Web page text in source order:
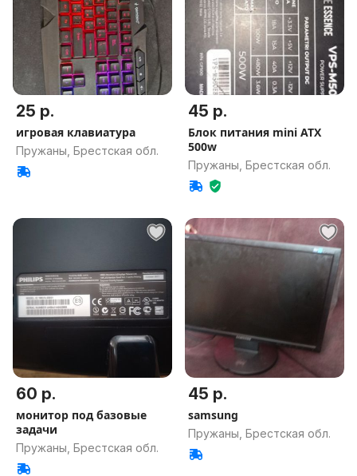
25 р.
игровая клавиатура
Пружаны, Брестская обл.
45 р.
Блок питания mini ATX
500w
Пружаны, Брестская обл.
60 р.
монитор под базовые
задачи
Пружаны, Брестская обл.
45 р.
samsung
Пружаны, Брестская обл.